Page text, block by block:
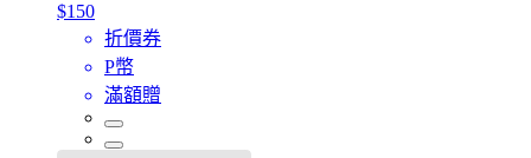
$150
折價券
P幣
滿額贈